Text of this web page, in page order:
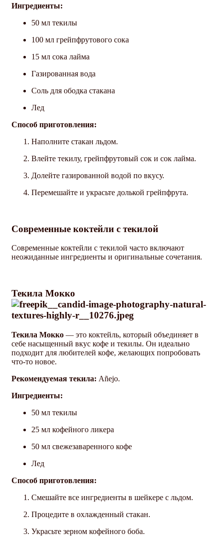
Ингредиенты:
50 мл текилы
100 мл грейпфрутового сока
15 мл сока лайма
Газированная вода
Соль для ободка стакана
Лед
Способ приготовления:
Наполните стакан льдом.
Влейте текилу, грейпфрутовый сок и сок лайма.
Долейте газированной водой по вкусу.
Перемешайте и украсьте долькой грейпфрута.
Современные коктейли с текилой
Современные коктейли с текилой часто включают
неожиданные ингредиенты и оригинальные сочетания.
Текила Мокко
Текила Мокко — это коктейль, который объединяет в
себе насыщенный вкус кофе и текилы. Он идеально
подходит для любителей кофе, желающих попробовать
что-то новое.
Рекомендуемая текила: Añejo.
Ингредиенты:
50 мл текилы
25 мл кофейного ликера
50 мл свежезаваренного кофе
Лед
Способ приготовления:
Смешайте все ингредиенты в шейкере с льдом.
Процедите в охлажденный стакан.
Украсьте зерном кофейного боба.